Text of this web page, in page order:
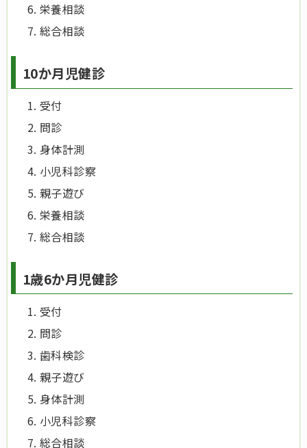
栄養相談
総合相談
10か月児健診
受付
問診
身体計測
小児科診察
親子遊び
栄養相談
総合相談
1歳6か月児健診
受付
問診
歯科検診
親子遊び
身体計測
小児科診察
総合相談